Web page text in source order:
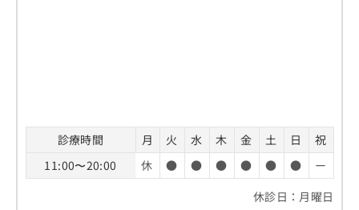
診療時間 月 火 水 木 金 土 日
祝
11:00〜20:00
休 ● ● ● ● ● ●
ー
休診日：月曜日